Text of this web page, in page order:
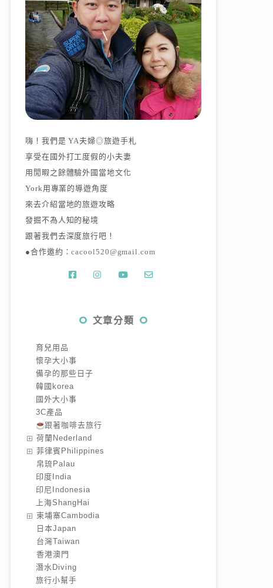
嗨！我們是 YA夫婦◎旅遊手札
享受在國外打工度假的小夫妻
用閒暇之餘體驗外國當地文化
York用專業的導遊角度
來去介紹當地的旅遊攻略
發掘不為人知的秘境
跟著我們去深度旅行吧！
●合作邀約：cacool520@gmail.com
文章分類
育兒用品
懷孕大小事
備孕的那些日子
韓國korea
國外大小事
3C產品
跟著咖啡去旅行
️荷蘭Nederland
️菲律賓Philippines
️帛琉Palau
印度India
印尼Indonesia
上海ShangHai
️柬埔寨Cambodia
️日本Japan
️台灣Taiwan
️香港澳門
潛水Diving
旅行小幫手